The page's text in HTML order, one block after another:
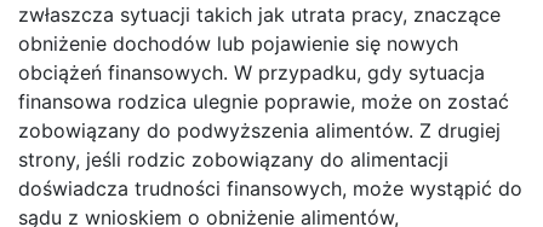
zwłaszcza sytuacji takich jak utrata pracy, znaczące
obniżenie dochodów lub pojawienie się nowych
obciążeń finansowych. W przypadku, gdy sytuacja
finansowa rodzica ulegnie poprawie, może on zostać
zobowiązany do podwyższenia alimentów. Z drugiej
strony, jeśli rodzic zobowiązany do alimentacji
doświadcza trudności finansowych, może wystąpić do
sądu z wnioskiem o obniżenie alimentów,